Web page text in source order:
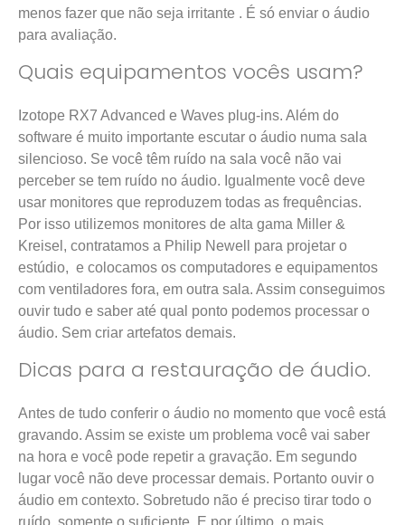
menos fazer que não seja irritante . É só enviar o áudio
para avaliação.
Quais equipamentos vocês usam?
Izotope RX7 Advanced e Waves plug-ins. Além do
software é muito importante escutar o áudio numa sala
silencioso. Se você têm ruído na sala você não vai
perceber se tem ruído no áudio. Igualmente você deve
usar monitores que reproduzem todas as frequências.
Por isso utilizemos monitores de alta gama Miller &
Kreisel, contratamos a Philip Newell para projetar o
estúdio, e colocamos os computadores e equipamentos
com ventiladores fora, em outra sala. Assim conseguimos
ouvir tudo e saber até qual ponto podemos processar o
áudio. Sem criar artefatos demais.
Dicas para a restauração de áudio.
Antes de tudo conferir o áudio no momento que você está
gravando. Assim se existe um problema você vai saber
na hora e você pode repetir a gravação. Em segundo
lugar você não deve processar demais. Portanto ouvir o
áudio em contexto. Sobretudo não é preciso tirar todo o
ruído, somente o suficiente. E por último, o mais